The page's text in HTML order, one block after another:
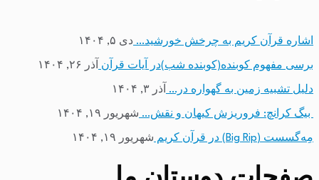
اشاره قرآن کریم به چرخش خورشید… دی ۵, ۱۴۰۴
برسی مفهوم کوبنده(کوبنده شب)در آیات قرآن آذر ۲۶, ۱۴۰۴
دلیل تشبیه زمین به گهواره در… آذر ۳, ۱۴۰۴
بیگ کرانچ: فروریزش کیهان و نقش… شهریور ۱۹, ۱۴۰۴
مِه‌گسست (Big Rip) در قرآن کریم شهریور ۱۹, ۱۴۰۴